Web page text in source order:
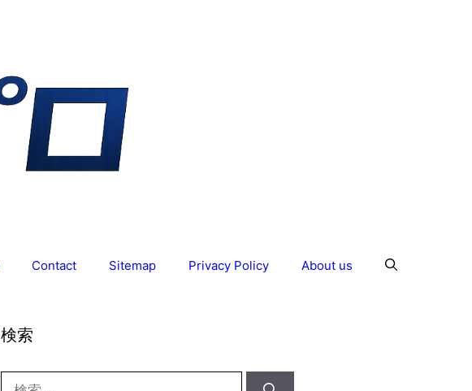
Contact Sitemap Privacy Policy About us
検索